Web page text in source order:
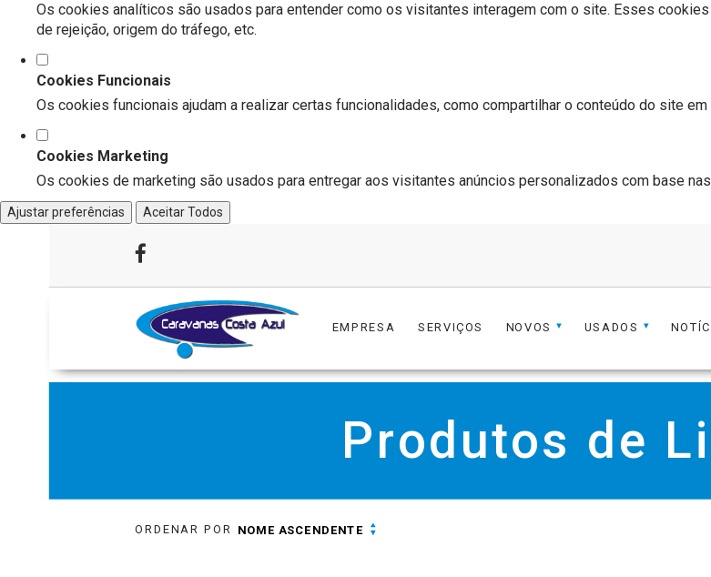
Os cookies analíticos são usados para entender como os visitantes interagem com o site. Esses
de rejeição, origem do tráfego, etc.
Cookies Funcionais
Os cookies funcionais ajudam a realizar certas funcionalidades, como compartilhar o conteúdo do site
Cookies Marketing
Os cookies de marketing são usados para entregar aos visitantes anúncios personalizados com base
Ajustar preferências Aceitar Todos
EMPRESA SERVIÇOS NOVOS USADOS
Produtos de
ORDENAR POR NOME ASCENDENTE